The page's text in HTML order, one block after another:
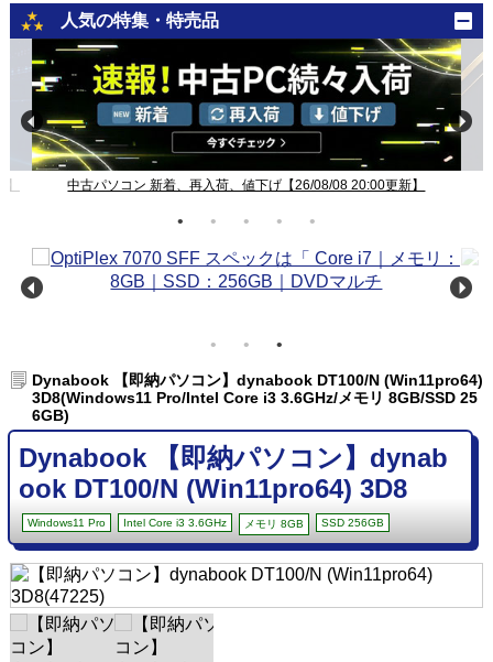
人気の特集・特売品
中古パソコン 新着、再入荷、値下げ【26/08/08 20:00更新】
Dynabook 【即納パソコン】dynabook DT100/N (Win11pro64)
3D8(Windows11 Pro/Intel Core i3 3.6GHz/メモリ 8GB/SSD 25
6GB)
Dynabook 【即納パソコン】dynab
ook DT100/N (Win11pro64) 3D8
Windows11 Pro Intel Core i3 3.6GHz メモリ 8GB SSD 256GB